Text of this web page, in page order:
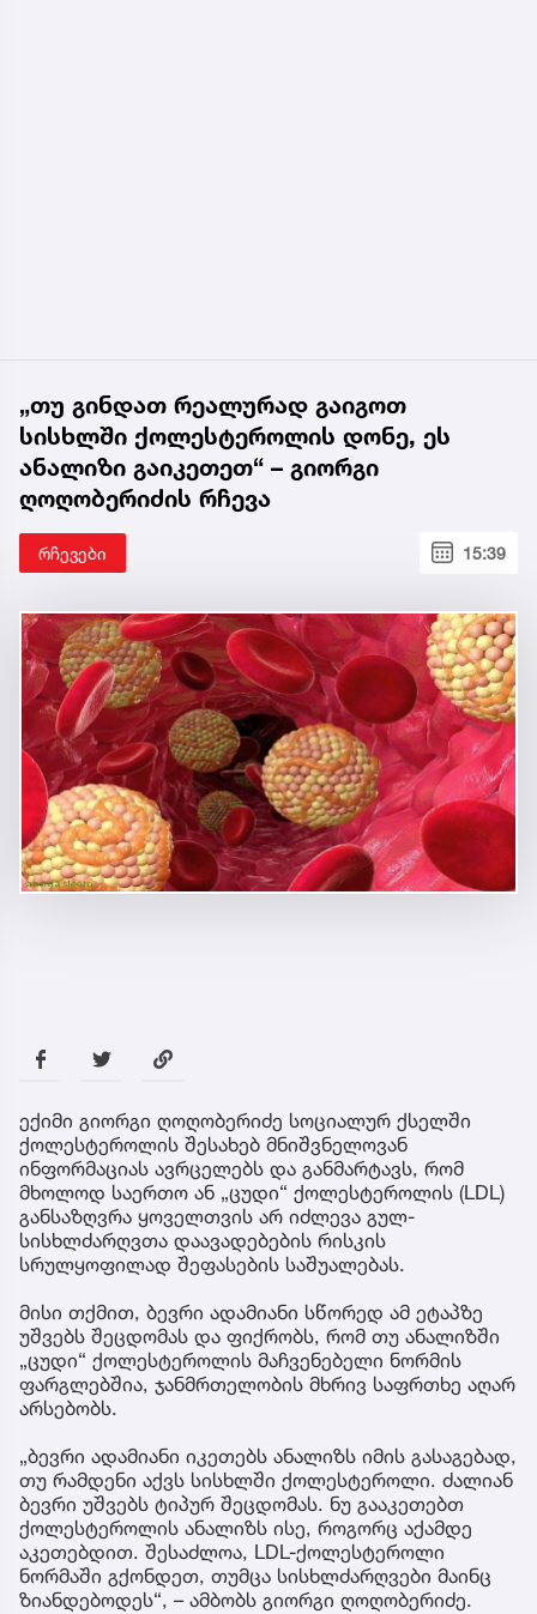
„თუ გინდათ რეალურად გაიგოთ
სისხლში ქოლესტეროლის დონე, ეს
ანალიზი გაიკეთეთ“ – გიორგი
ღოღობერიძის რჩევა
რჩევები 15:39
ექიმი გიორგი ღოღობერიძე სოციალურ ქსელში
ქოლესტეროლის შესახებ მნიშვნელოვან
ინფორმაციას ავრცელებს და განმარტავს, რომ
მხოლოდ საერთო ან „ცუდი“ ქოლესტეროლის (LDL)
განსაზღვრა ყოველთვის არ იძლევა გულ-
სისხლძარღვთა დაავადებების რისკის
სრულყოფილად შეფასების საშუალებას.
მისი თქმით, ბევრი ადამიანი სწორედ ამ ეტაპზე
უშვებს შეცდომას და ფიქრობს, რომ თუ ანალიზში
„ცუდი“ ქოლესტეროლის მაჩვენებელი ნორმის
ფარგლებშია, ჯანმრთელობის მხრივ საფრთხე აღარ
არსებობს.
„ბევრი ადამიანი იკეთებს ანალიზს იმის გასაგებად,
თუ რამდენი აქვს სისხლში ქოლესტეროლი. ძალიან
ბევრი უშვებს ტიპურ შეცდომას. ნუ გააკეთებთ
ქოლესტეროლის ანალიზს ისე, როგორც აქამდე
აკეთებდით. შესაძლოა, LDL-ქოლესტეროლი
ნორმაში გქონდეთ, თუმცა სისხლძარღვები მაინც
ზიანდებოდეს“, – ამბობს გიორგი ღოღობერიძე.